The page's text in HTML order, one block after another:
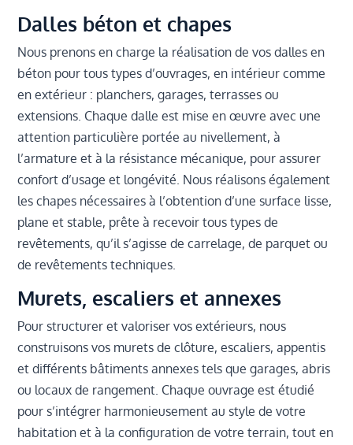
Dalles béton et chapes
Nous prenons en charge la réalisation de vos dalles en
béton pour tous types d’ouvrages, en intérieur comme
en extérieur : planchers, garages, terrasses ou
extensions. Chaque dalle est mise en œuvre avec une
attention particulière portée au nivellement, à
l’armature et à la résistance mécanique, pour assurer
confort d’usage et longévité. Nous réalisons également
les chapes nécessaires à l’obtention d’une surface lisse,
plane et stable, prête à recevoir tous types de
revêtements, qu’il s’agisse de carrelage, de parquet ou
de revêtements techniques.
Murets, escaliers et annexes
Pour structurer et valoriser vos extérieurs, nous
construisons vos murets de clôture, escaliers, appentis
et différents bâtiments annexes tels que garages, abris
ou locaux de rangement. Chaque ouvrage est étudié
pour s’intégrer harmonieusement au style de votre
habitation et à la configuration de votre terrain, tout en